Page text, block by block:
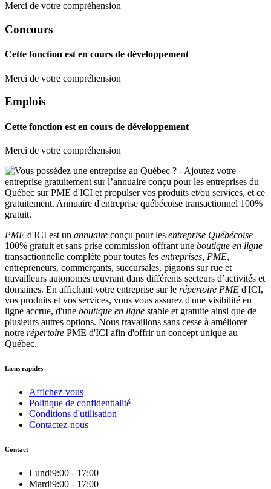
Merci de votre compréhension
Concours
Cette fonction est en cours de développement
Merci de votre compréhension
Emplois
Cette fonction est en cours de développement
Merci de votre compréhension
PME d'ICI est un annuaire conçu pour les entreprise Québécoise
100% gratuit et sans prise commission offrant une boutique en ligne
transactionnelle complète pour toutes les entreprises, PME,
entrepreneurs, commerçants, succursales, pignons sur rue et
travailleurs autonomes œuvrant dans différents secteurs d’activités et
domaines. En affichant votre entreprise sur le répertoire PME d'ICI,
vos produits et vos services, vous vous assurez d'une visibilité en
ligne accrue, d'une boutique en ligne stable et gratuite ainsi que de
plusieurs autres options. Nous travaillons sans cesse à améliorer
notre répertoire PME d'ICI afin d'offrir un concept unique au
Québec.
Liens rapides
Affichez-vous
Politique de confidentialité
Conditions d'utilisation
Contactez-nous
Contact
Lundi9:00 - 17:00
Mardi9:00 - 17:00